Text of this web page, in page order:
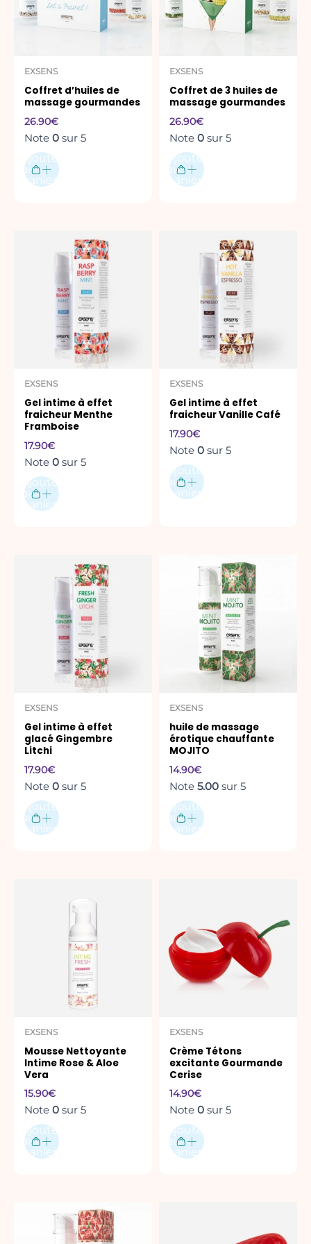
EXSENS
Coffret d’huiles de
massage gourmandes
26.90€
Note 0 sur 5
Ajouter
au
panier
EXSENS
Coffret de 3 huiles de
massage gourmandes
26.90€
Note 0 sur 5
Ajouter
au
panier
EXSENS
Gel intime à effet
fraicheur Menthe
Framboise
17.90€
Note 0 sur 5
Ajouter
au
panier
EXSENS
Gel intime à effet
fraicheur Vanille Café
17.90€
Note 0 sur 5
Ajouter
au
panier
EXSENS
Gel intime à effet
glacé Gingembre
Litchi
17.90€
Note 0 sur 5
Ajouter
au
panier
EXSENS
huile de massage
érotique chauffante
MOJITO
14.90€
Note 5.00 sur 5
Ajouter
au
panier
EXSENS
Mousse Nettoyante
Intime Rose & Aloe
Vera
15.90€
Note 0 sur 5
Ajouter
au
panier
EXSENS
Crème Tétons
excitante Gourmande
Cerise
14.90€
Note 0 sur 5
Ajouter
au
panier